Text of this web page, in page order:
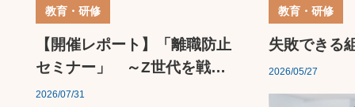
教育・研修
【開催レポート】「離職防止
セミナー」 ～Z世代を戦力
に変える人材育成戦略～
2026/07/31
教育・研修
失敗できる
2026/05/27